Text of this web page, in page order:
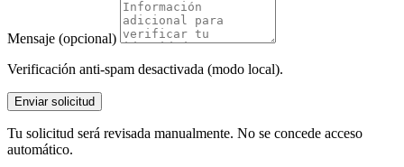
Mensaje (opcional)
Verificación anti-spam desactivada (modo local).
Enviar solicitud
Tu solicitud será revisada manualmente. No se concede acceso
automático.